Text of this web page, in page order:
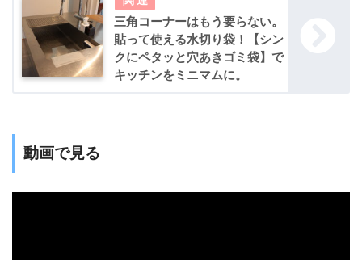
三角コーナーはもう要らない。
貼って使える水切り袋！【シン
クにペタッと穴あきゴミ袋】で
キッチンをミニマムに。
動画で見る